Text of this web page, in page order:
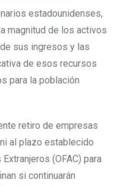
estadounidenses,
magnitud de los activos
sus ingresos y las
de esos recursos
para la población
retiro de empresas
al plazo establecido
(OFAC) para
si continuarán